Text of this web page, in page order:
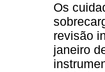
Os
revisão
janeiro